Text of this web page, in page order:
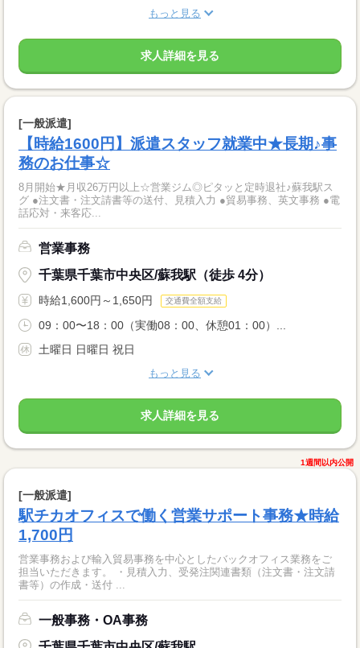
もっと見る
求人詳細を見る
[一般派遣]
【時給1600円】派遣スタッフ就業中★長期♪事
務のお仕事☆
8月開始★月収26万円以上☆営業ジム◎ピタッと定時退社♪蘇我駅ス
グ ●注文書・注文請書等の送付、見積入力 ●貿易事務、英文事務 ●電
話応対・来客応...
営業事務
千葉県千葉市中央区/蘇我駅（徒歩 4分）
時給1,600円～1,650円 交通費全額支給
09：00〜18：00（実働08：00、休憩01：00）...
土曜日 日曜日 祝日
もっと見る
求人詳細を見る
1週間以内公開
[一般派遣]
駅チカオフィスで働く営業サポート事務★時給
1,700円
営業事務および輸入貿易事務を中心としたバックオフィス業務をご
担当いただきます。 ・見積入力、受発注関連書類（注文書・注文請
書等）の作成・送付 ...
一般事務・OA事務